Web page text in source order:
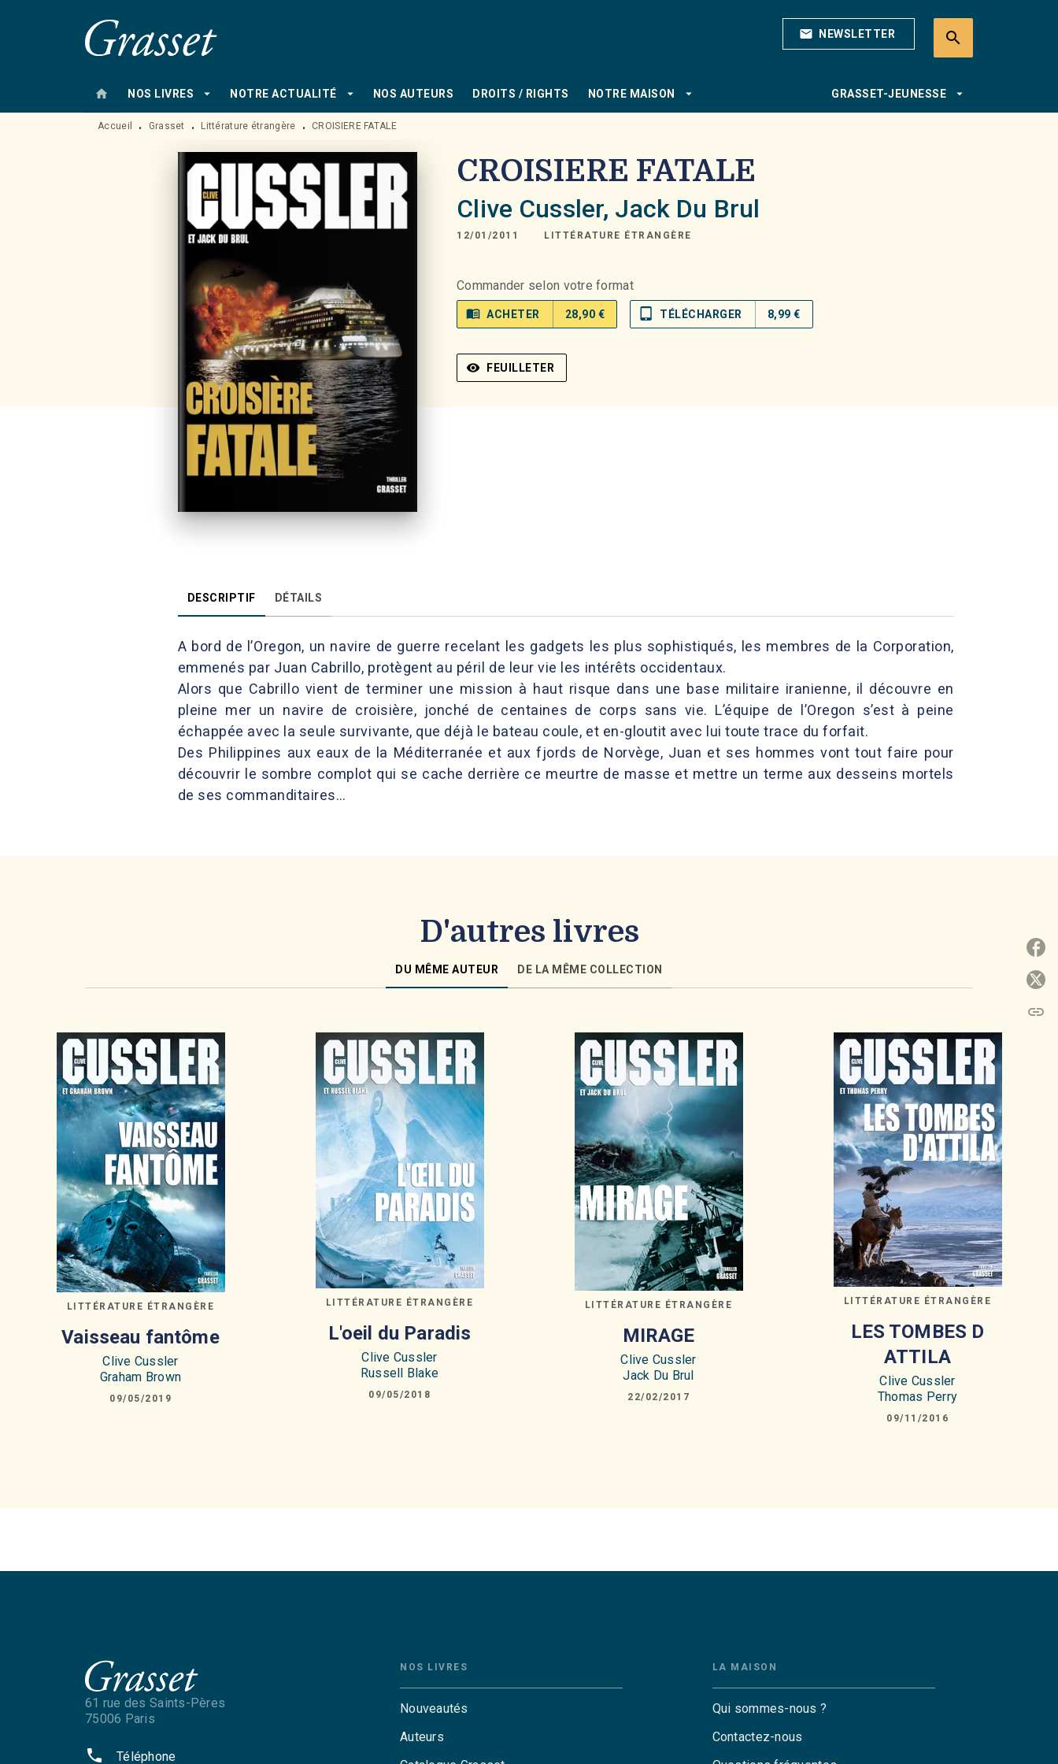
MENU RECHERCHE mail NEWSLETTER search
home NOS LIVRES arrow_drop_down NOTRE ACTUALITÉ arrow_drop_down NOS AUTEURS DROITS / RIGHTS NOTRE MAISON arrow_drop_down GRASSET-JEUNESSE arrow_drop_down
Accueil • Grasset • Littérature étrangère • CROISIERE FATALE
CROISIERE FATALE
Clive Cussler, Jack Du Brul
12/01/2011 LITTÉRATURE ÉTRANGÈRE
Commander selon votre format
menu_book ACHETER 28,90 € tablet_mac TÉLÉCHARGER 8,99 €
visibility FEUILLETER
DESCRIPTIF DÉTAILS
A bord de l’Oregon, un navire de guerre recelant les gadgets les plus sophistiqués, les membres de la Corporation,
emmenés par Juan Cabrillo, protègent au péril de leur vie les intérêts occidentaux.
Alors que Cabrillo vient de terminer une mission à haut risque dans une base militaire iranienne, il découvre en
pleine mer un navire de croisière, jonché de centaines de corps sans vie. L’équipe de l’Oregon s’est à peine
échappée avec la seule survivante, que déjà le bateau coule, et en-gloutit avec lui toute trace du forfait.
Des Philippines aux eaux de la Méditerranée et aux fjords de Norvège, Juan et ses hommes vont tout faire pour
découvrir le sombre complot qui se cache derrière ce meurtre de masse et mettre un terme aux desseins mortels
de ses commanditaires…
D'autres livres
DU MÊME AUTEUR DE LA MÊME COLLECTION
LITTÉRATURE ÉTRANGÈRE
Vaisseau fantôme
Clive Cussler
Graham Brown
09/05/2019
LITTÉRATURE ÉTRANGÈRE
L'oeil du Paradis
Clive Cussler
Russell Blake
09/05/2018
LITTÉRATURE ÉTRANGÈRE
MIRAGE
Clive Cussler
Jack Du Brul
22/02/2017
LITTÉRATURE ÉTRANGÈRE
LES TOMBES D
ATTILA
Clive Cussler
Thomas Perry
09/11/2016
link
61 rue des Saints-Pères
75006 Paris
phone Téléphone
NOS LIVRES
Nouveautés
Auteurs
LA MAISON
Qui sommes-nous ?
Contactez-nous